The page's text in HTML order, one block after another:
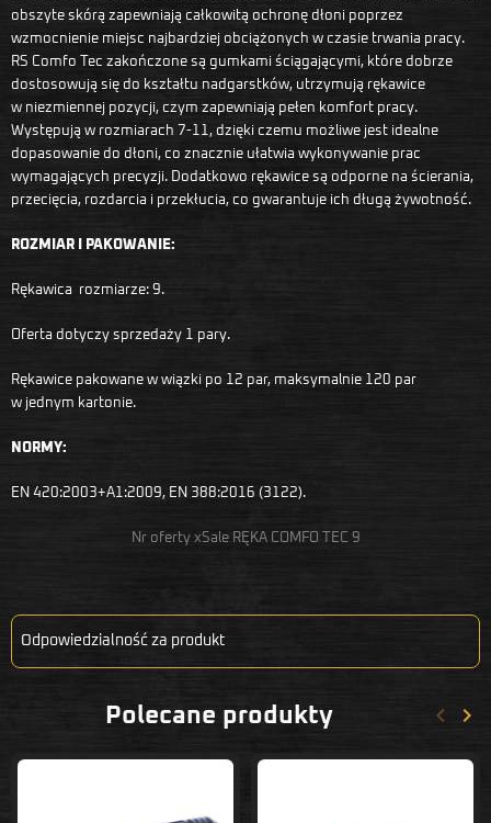
obszyte skórą zapewniają całkowitą ochronę dłoni poprzez
wzmocnienie miejsc najbardziej obciążonych w czasie trwania pracy.
RS Comfo Tec zakończone są gumkami ściągającymi, które dobrze
dostosowują się do kształtu nadgarstków, utrzymują rękawice
w niezmiennej pozycji, czym zapewniają pełen komfort pracy.
Występują w rozmiarach 7-11, dzięki czemu możliwe jest idealne
dopasowanie do dłoni, co znacznie ułatwia wykonywanie prac
wymagających precyzji. Dodatkowo rękawice są odporne na ścierania,
przecięcia, rozdarcia i przekłucia, co gwarantuje ich długą żywotność.
ROZMIAR I PAKOWANIE:
Rękawica rozmiarze: 9.
Oferta dotyczy sprzedaży 1 pary.
Rękawice pakowane w wiązki po 12 par, maksymalnie 120 par
w jednym kartonie.
NORMY:
EN 420:2003+A1:2009, EN 388:2016 (3122).
Nr oferty xSale RĘKA COMFO TEC 9
Odpowiedzialność za produkt
Polecane produkty keyboard_arrow_left keyboard_arrow_right